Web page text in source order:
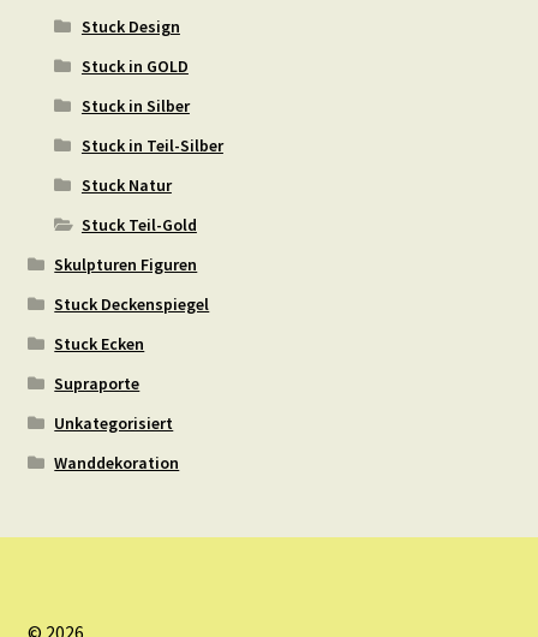
Stuck Design
Stuck in GOLD
Stuck in Silber
Stuck in Teil-Silber
Stuck Natur
Stuck Teil-Gold
Skulpturen Figuren
Stuck Deckenspiegel
Stuck Ecken
Supraporte
Unkategorisiert
Wanddekoration